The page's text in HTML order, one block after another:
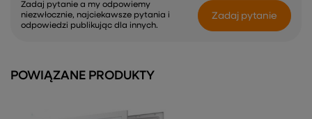
Zadaj pytanie a my odpowiemy
niezwłocznie, najciekawsze pytania i
odpowiedzi publikując dla innych.
Zadaj pytanie
POWIĄZANE PRODUKTY